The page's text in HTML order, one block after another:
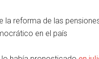
reforma de las
en el país